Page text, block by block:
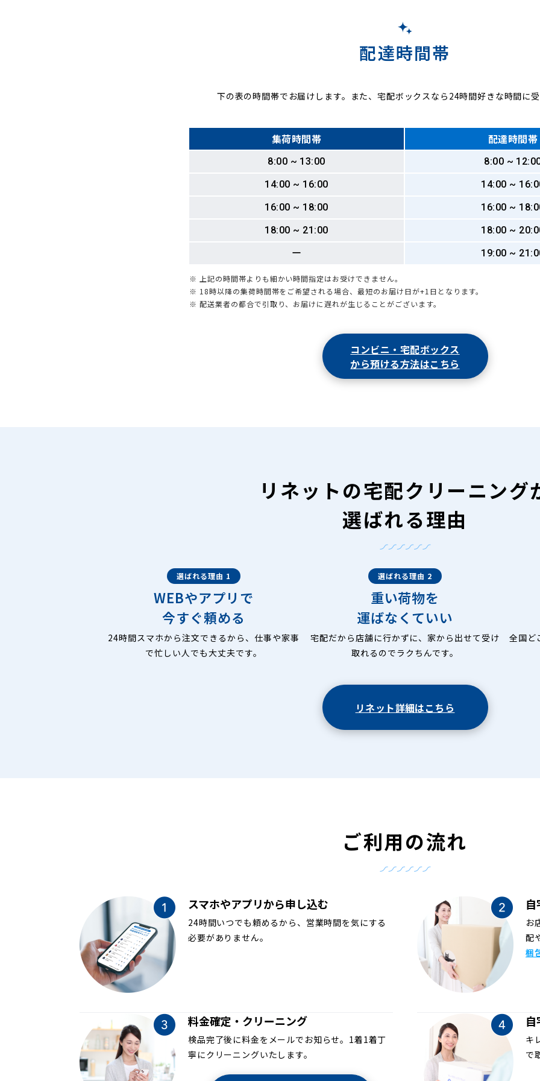
配達時間帯
下の表の時間帯でお届けします。また、宅配ボックスなら24時間好きな時間に
集荷時間帯 配達時間帯
8:00 ~ 13:00
8:00 ~
14:00 ~ 16:00
14:00 ~
16:00 ~ 18:00
16:00 ~
18:00 ~ 21:00
18:00 ~
ー
19:00 ~
※ 上記の時間帯よりも細かい時間指定はお受けできません。
※ 18時以降の集荷時間帯をご希望される場合、最短のお届け日が+1日となります。
※ 配送業者の都合で引取り、お届けに遅れが生じることがございます。
コンビニ・宅配ボックス
から預ける方法はこちら
リネットの宅配クリーニング
選ばれる理由
選ばれる理由 1
WEBやアプリで
今すぐ頼める
24時間スマホから注文できるから、仕事や家事
で忙しい人でも大丈夫です。
選ばれる理由 2
重い荷物を
運ばなくていい
宅配だから店舗に行かずに、家から出せて受け
取れるのでラクちんです。
全国ど
リネット詳細はこちら
ご利用の流れ
スマホやアプリから申し込む
24時間いつでも頼めるから、営業時間を気にする
必要がありません。
お
配
梱
料金確定・クリーニング
検品完了後に料金をメールでお知らせ。1着1着丁
寧にクリーニングいたします。
キ
で